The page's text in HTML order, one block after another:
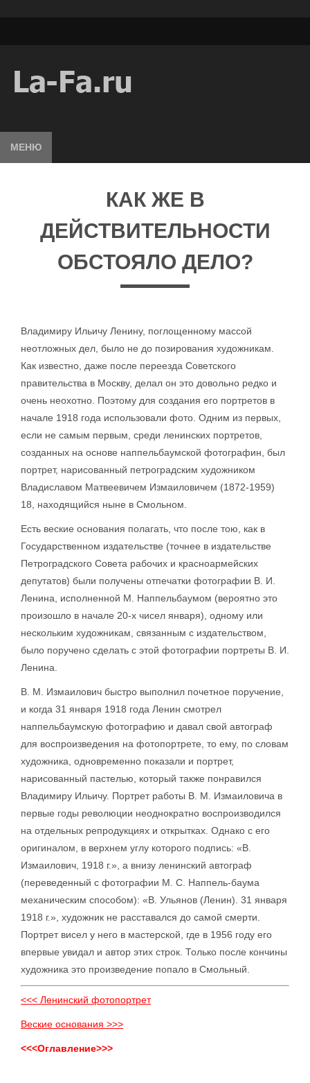
МЕНЮ
КАК ЖЕ В
ДЕЙСТВИТЕЛЬНОСТИ
ОБСТОЯЛО ДЕЛО?
Владимиру Ильичу Ленину, поглощенному массой
неотложных дел, было не до позирования художникам.
Как известно, даже после переезда Советского
правительства в Москву, делал он это довольно редко и
очень неохотно. Поэтому для создания его портретов в
начале 1918 года использовали фото. Одним из первых,
если не самым первым, среди ленинских портретов,
созданных на основе наппельбаумской фотографин, был
портрет, нарисованный петроградским художником
Владиславом Матвеевичем Измаиловичем (1872-1959)
18, находящийся ныне в Смольном.
Есть веские основания полагать, что после тою, как в
Государственном издательстве (точнее в издательстве
Петроградского Совета рабочих и красноармейских
депутатов) были получены отпечатки фотографии В. И.
Ленина, исполненной М. Наппельбаумом (вероятно это
произошло в начале 20-х чисел января), одному или
нескольким художникам, связанным с издательством,
было поручено сделать с этой фотографии портреты В. И.
Ленина.
В. М. Измаилович быстро выполнил почетное поручение,
и когда 31 января 1918 года Ленин смотрел
наппельбаумскую фотографию и давал свой автограф
для воспроизведения на фотопортрете, то ему, по словам
художника, одновременно показали и портрет,
нарисованный пастелью, который также понравился
Владимиру Ильичу. Портрет работы В. М. Измаиловича в
первые годы революции неоднократно воспроизводился
на отдельных репродукциях и открытках. Однако с его
оригиналом, в верхнем углу которого подпись: «В.
Измаилович, 1918 г.», а внизу ленинский автограф
(переведенный с фотографии М. С. Наппель-баума
механическим способом): «В. Ульянов (Ленин). 31 января
1918 г.», художник не расставался до самой смерти.
Портрет висел у него в мастерской, где в 1956 году его
впервые увидал и автор этих строк. Только после кончины
художника это произведение попало в Смольный.
<<< Ленинский фотопортрет
Веские основания >>>
<<<Оглавление>>>